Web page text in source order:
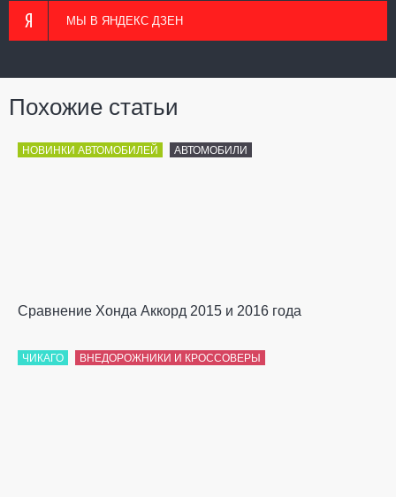
МЫ В ЯНДЕКС ДЗЕН
Похожие статьи
НОВИНКИ АВТОМОБИЛЕЙ АВТОМОБИЛИ
Сравнение Хонда Аккорд 2015 и 2016 года
ЧИКАГО ВНЕДОРОЖНИКИ И КРОССОВЕРЫ